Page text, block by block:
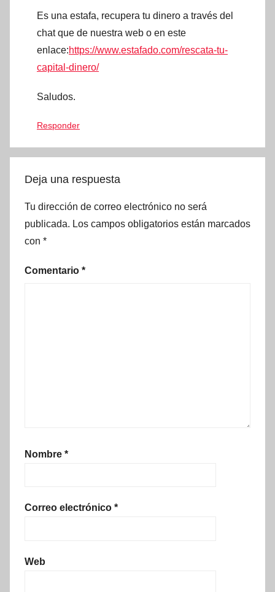
Es una estafa, recupera tu dinero a través del
chat que de nuestra web o en este
enlace:https://www.estafado.com/rescata-tu-
capital-dinero/
Saludos.
Responder
Deja una respuesta
Tu dirección de correo electrónico no será
publicada. Los campos obligatorios están marcados
con *
Comentario *
Nombre *
Correo electrónico *
Web